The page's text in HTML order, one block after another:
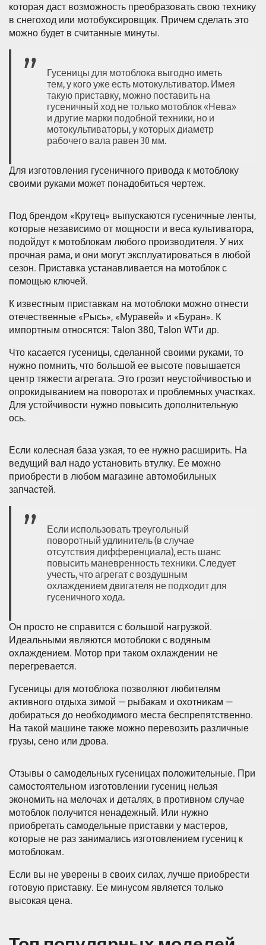
которая даст возможность преобразовать свою технику
в снегоход или мотобуксировщик. Причем сделать это
можно будет в считанные минуты.
Гусеницы для мотоблока выгодно иметь
тем, у кого уже есть мотокультиватор. Имея
такую приставку, можно поставить на
гусеничный ход не только мотоблок «Нева»
и другие марки подобной техники, но и
мотокультиваторы, у которых диаметр
рабочего вала равен 30 мм.
Для изготовления гусеничного привода к мотоблоку
своими руками может понадобиться чертеж.
Под брендом «Крутец» выпускаются гусеничные ленты,
которые независимо от мощности и веса культиватора,
подойдут к мотоблокам любого производителя. У них
прочная рама, и они могут эксплуатироваться в любой
сезон. Приставка устанавливается на мотоблок с
помощью ключей.
К известным приставкам на мотоблоки можно отнести
отечественные «Рысь», «Муравей» и «Буран». К
импортным относятся: Talon 380, Talon WTи др.
Что касается гусеницы, сделанной своими руками, то
нужно помнить, что большой ее высоте повышается
центр тяжести агрегата. Это грозит неустойчивостью и
опрокидыванием на поворотах и проблемных участках.
Для устойчивости нужно повысить дополнительную
ось.
Если колесная база узкая, то ее нужно расширить. На
ведущий вал надо установить втулку. Ее можно
приобрести в любом магазине автомобильных
запчастей.
Если использовать треугольный
поворотный удлинитель (в случае
отсутствия дифференциала), есть шанс
повысить маневренность техники. Следует
учесть, что агрегат с воздушным
охлаждением двигателя не подходит для
гусеничного хода.
Он просто не справится с большой нагрузкой.
Идеальными являются мотоблоки с водяным
охлаждением. Мотор при таком охлаждении не
перегревается.
Гусеницы для мотоблока позволяют любителям
активного отдыха зимой — рыбакам и охотникам —
добираться до необходимого места беспрепятственно.
На такой машине также можно перевозить различные
грузы, сено или дрова.
Отзывы о самодельных гусеницах положительные. При
самостоятельном изготовлении гусениц нельзя
экономить на мелочах и деталях, в противном случае
мотоблок получится ненадежный. Или нужно
приобретать самодельные приставки у мастеров,
которые не раз занимались изготовлением гусениц к
мотоблокам.
Если вы не уверены в своих силах, лучше приобрести
готовую приставку. Ее минусом является только
высокая цена.